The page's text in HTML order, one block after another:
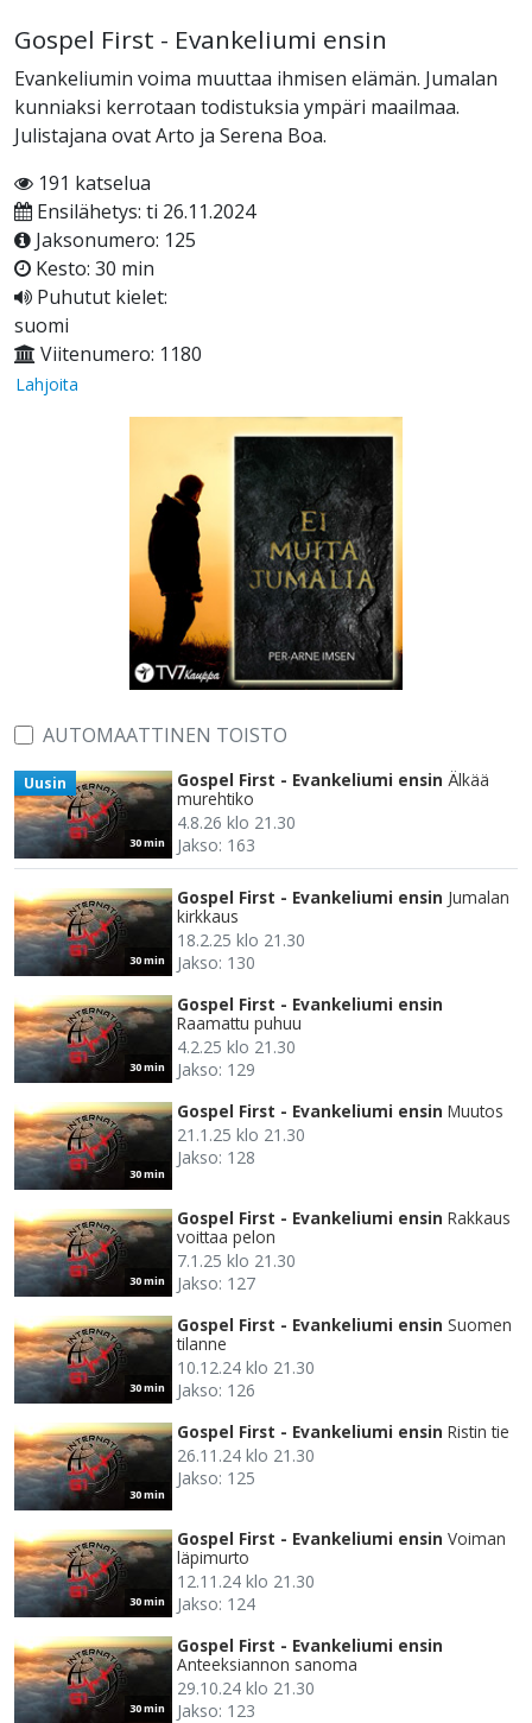
Gospel First - Evankeliumi ensin
Evankeliumin voima muuttaa ihmisen elämän. Jumalan
kunniaksi kerrotaan todistuksia ympäri maailmaa.
Julistajana ovat Arto ja Serena Boa.
191 katselua
Ensilähetys: ti 26.11.2024
Jaksonumero: 125
Kesto: 30 min
Puhutut kielet:
suomi
Viitenumero: 1180
Lahjoita
AUTOMAATTINEN TOISTO
30 min
Uusin Gospel First - Evankeliumi ensin Älkää
murehtiko
4.8.26 klo 21.30
Jakso: 163
30 min
Gospel First - Evankeliumi ensin Jumalan
kirkkaus
18.2.25 klo 21.30
Jakso: 130
30 min
Gospel First - Evankeliumi ensin
Raamattu puhuu
4.2.25 klo 21.30
Jakso: 129
30 min
Gospel First - Evankeliumi ensin Muutos
21.1.25 klo 21.30
Jakso: 128
30 min
Gospel First - Evankeliumi ensin Rakkaus
voittaa pelon
7.1.25 klo 21.30
Jakso: 127
30 min
Gospel First - Evankeliumi ensin Suomen
tilanne
10.12.24 klo 21.30
Jakso: 126
30 min
Gospel First - Evankeliumi ensin Ristin tie
26.11.24 klo 21.30
Jakso: 125
30 min
Gospel First - Evankeliumi ensin Voiman
läpimurto
12.11.24 klo 21.30
Jakso: 124
30 min
Gospel First - Evankeliumi ensin
Anteeksiannon sanoma
29.10.24 klo 21.30
Jakso: 123